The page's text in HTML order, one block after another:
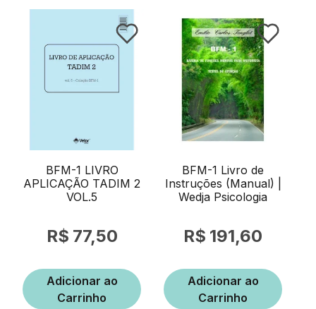
BFM-1 LIVRO
APLICAÇÃO TADIM 2
VOL.5
77,50
Adicionar ao
Carrinho
BFM-1 Livro de
Instruções (Manual) |
Wedja Psicologia
191,60
Adicionar ao
Carrinho